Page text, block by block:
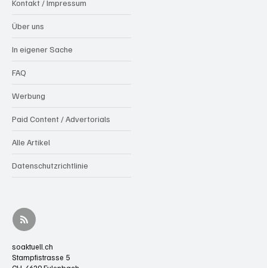
Kontakt / Impressum
Über uns
In eigener Sache
FAQ
Werbung
Paid Content / Advertorials
Alle Artikel
Datenschutzrichtlinie
soaktuell.ch
Stampfistrasse 5